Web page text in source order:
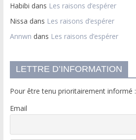
Habibi dans Les raisons d’espérer
Nissa dans Les raisons d’espérer
Annwn dans Les raisons d’espérer
LETTRE D’INFORMATION
Pour être tenu prioritairement informé :
Email